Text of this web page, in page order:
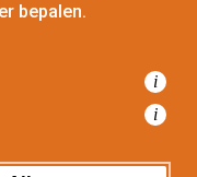
bepalen.
i
i